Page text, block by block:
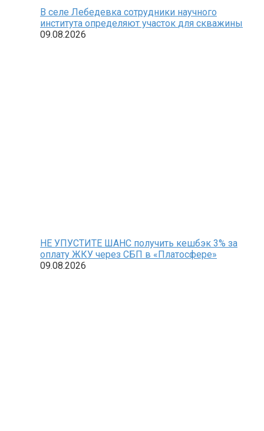
В селе Лебедевка сотрудники научного
института определяют участок для скважины
09.08.2026
НЕ УПУСТИТЕ ШАНС получить кешбэк 3% за
оплату ЖКУ через СБП в «Платосфере»
09.08.2026